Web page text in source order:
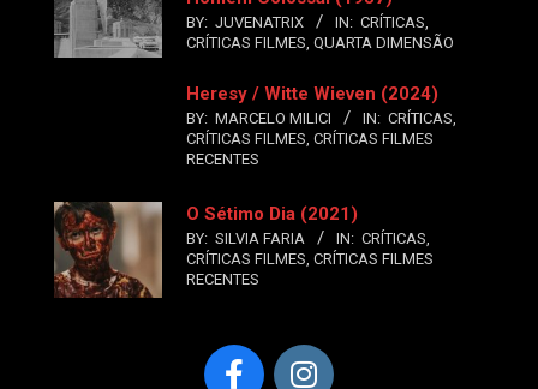
BY: JUVENATRIX IN: CRÍTICAS,
CRÍTICAS FILMES, QUARTA DIMENSÃO
Heresy / Witte Wieven (2024)
BY: MARCELO MILICI IN: CRÍTICAS,
CRÍTICAS FILMES, CRÍTICAS FILMES
RECENTES
O Sétimo Dia (2021)
BY: SILVIA FARIA IN: CRÍTICAS,
CRÍTICAS FILMES, CRÍTICAS FILMES
RECENTES